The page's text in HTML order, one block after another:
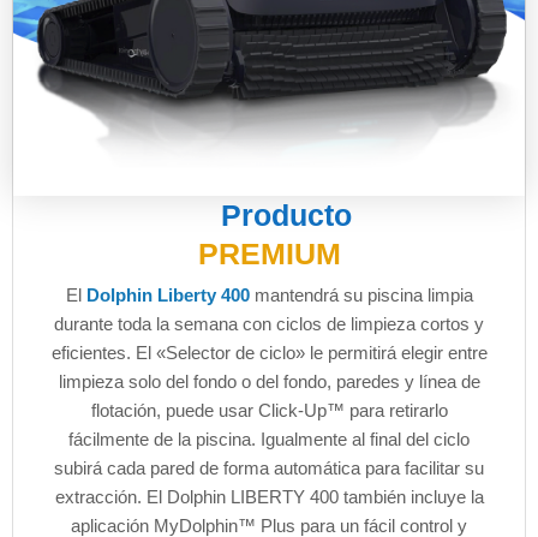
Producto
PREMIUM
El Dolphin Liberty 400 mantendrá su piscina limpia
durante toda la semana con ciclos de limpieza cortos y
eficientes. El «Selector de ciclo» le permitirá elegir entre
limpieza solo del fondo o del fondo, paredes y línea de
flotación, puede usar Click-Up™ para retirarlo
fácilmente de la piscina. Igualmente al final del ciclo
subirá cada pared de forma automática para facilitar su
extracción. El Dolphin LIBERTY 400 también incluye la
aplicación MyDolphin™ Plus para un fácil control y